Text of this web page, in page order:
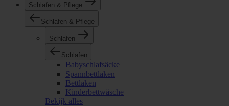
Schlafen & Pflege
Schlafen & Pflege
Schlafen
Schlafen
Babyschlafsäcke
Spannbettlaken
Bettlaken
Kinderbettwäsche
Bekijk alles